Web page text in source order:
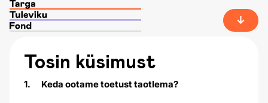
Tosin küsimust
1. Keda ootame toetust taotlema?